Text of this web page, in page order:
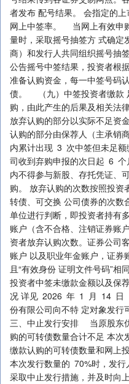
者发布 配号结果。 会指定的
网上中签率。 当网上有效申
量时，采取摇号抽签方 式确定
商）和发行人共同组织摇号抽
公告摇号中签结果，投资者根
准备认购资金，每一中签号
债。 （九）中签投资者缴款
购，由此产生的后果及相关法
放弃认购的部分以实际不足资
认购的部分由保荐人（主承
内累计出现 3 次中签但未足
司收到弃购申报的次日起 6 个
内不得参与新股、存托凭证、
购。 放弃认购的次数按照投
转债、可交换 公司债券的次
单位进行判断，即投资者持有
账户（含不合格、注销证券账
资者放弃认购次数。证券公司
账户 以及职业年金账户，证券
且“有效身份 证明文件号码”
投资者中签未缴款金额以及保
况 详见 2026 年 1 月 14 日
份有限公司向不特 定对象发
三、中止发行安排 当原股东
购的可转债数量合计不足 本
缴款认购的可转债数量和网上
本次发行数量的 70%时，发
采取中止发行措施，并及时向